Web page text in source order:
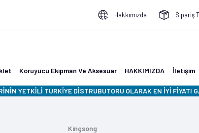
Hakkımızda Sipariş
Koruyucu Ekipman Ve Aksesuar HAKKIMIZDA İletişim
YETKİLİ TURKİYE DİSTRUBUTORU OLARAK EN İYİ FİYATI
Kingsong